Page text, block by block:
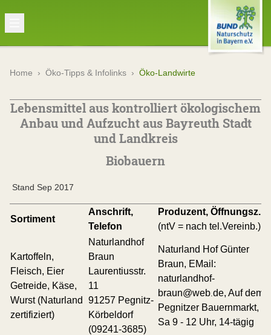
Home › Öko-Tipps & Infolinks › Öko-Landwirte
Lebensmittel aus kontrolliert ökologischem
Anbau und Aufzucht aus Bayreuth Stadt
und Landkreis
Biobauern
Stand Sep 2017
Sortiment
Anschrift,
Telefon
Produzent, Öffnungsz.
(ntV = nach tel.Vereinb.)
Kartoffeln,
Fleisch, Eier
Getreide, Käse,
Wurst (Naturland
zertifiziert)
Naturlandhof
Braun
Laurentiusstr.
11
91257 Pegnitz-
Körbeldorf
(09241-3685)
Naturland Hof Günter
Braun, EMail:
naturlandhof-
braun@web.de, Auf dem
Pegnitzer Bauernmarkt,
Sa 9 - 12 Uhr, 14-tägig